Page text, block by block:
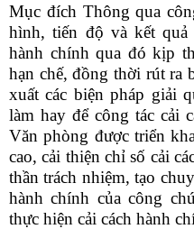
Mục đích Thông qua
hình, tiến độ và kết quả
hành chính qua đó kịp
hạn chế, đồng thời rút ra
xuất các biện pháp giải
làm hay để công tác cải
Văn phòng được triển
cao, cải thiện chỉ số cải
thần trách nhiệm, tạo
hành chính của công
thực hiện cải cách hành